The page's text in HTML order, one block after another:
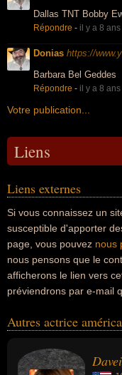
Dallas TNT Bobby
Répondre - il y a 8 ans
Donias https://
Barbara Bel Geddes
Répondre - il y a 8 ans
Votre publication...
Liens
Liens externes
Si vous connaissez un
susceptible d'apporter
page, vous pouvez nous
nous pensons que le
afficherons le lien vers
préviendrons par e-mail
Autres actrice